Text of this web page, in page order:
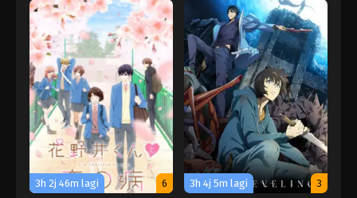
3h 2j 46m lagi 6 3h 4j 5m lagi 3